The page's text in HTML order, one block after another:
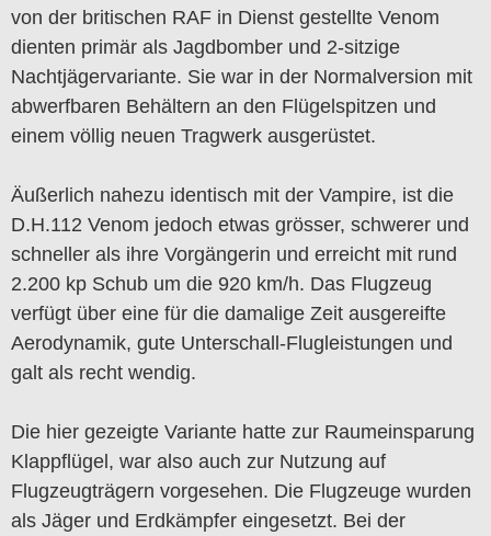
von der britischen RAF in Dienst gestellte Venom
dienten primär als Jagdbomber und 2-sitzige
Nachtjägervariante. Sie war in der Normalversion mit
abwerfbaren Behältern an den Flügelspitzen und
einem völlig neuen Tragwerk ausgerüstet.
Äußerlich nahezu identisch mit der Vampire, ist die
D.H.112 Venom jedoch etwas grösser, schwerer und
schneller als ihre Vorgängerin und erreicht mit rund
2.200 kp Schub um die 920 km/h. Das Flugzeug
verfügt über eine für die damalige Zeit ausgereifte
Aerodynamik, gute Unterschall-Flugleistungen und
galt als recht wendig.
Die hier gezeigte Variante hatte zur Raumeinsparung
Klappflügel, war also auch zur Nutzung auf
Flugzeugträgern vorgesehen. Die Flugzeuge wurden
als Jäger und Erdkämpfer eingesetzt. Bei der